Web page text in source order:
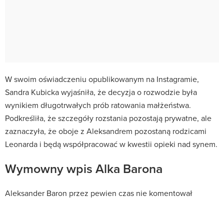
W swoim oświadczeniu opublikowanym na Instagramie,
Sandra Kubicka wyjaśniła, że decyzja o rozwodzie była
wynikiem długotrwałych prób ratowania małżeństwa.
Podkreśliła, że szczegóły rozstania pozostają prywatne, ale
zaznaczyła, że oboje z Aleksandrem pozostaną rodzicami
Leonarda i będą współpracować w kwestii opieki nad synem.
Wymowny wpis Alka Barona
Aleksander Baron przez pewien czas nie komentował